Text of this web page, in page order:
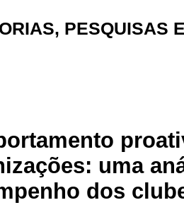
PESQUISAS
uma
dos